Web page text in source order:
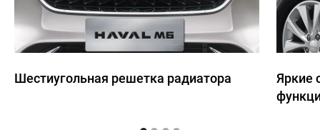
Шестиугольная решетка радиатора
Яркие